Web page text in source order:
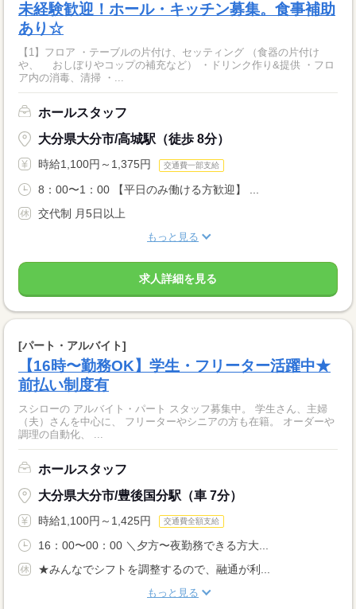
未経験歓迎！ホール・キッチン募集。食事補助
あり☆
【1】フロア ・テーブルの片付け、セッティング （食器の片付け
や、 おしぼりやコップの補充など） ・ドリンク作り&提供 ・フロ
ア内の消毒、清掃 ・...
ホールスタッフ
大分県大分市/高城駅（徒歩 8分）
時給1,100円～1,375円 交通費一部支給
8：00〜1：00 【平日のみ働ける方歓迎】 ...
交代制 月5日以上
もっと見る
求人詳細を見る
[パート・アルバイト]
【16時〜勤務OK】学生・フリーター活躍中★
前払い制度有
スシローの アルバイト・パート スタッフ募集中。 学生さん、主婦
（夫）さんを中心に、 フリーターやシニアの方も在籍。 オーダーや
調理の自動化、 ...
ホールスタッフ
大分県大分市/豊後国分駅（車 7分）
時給1,100円～1,425円 交通費全額支給
16：00〜00：00 ＼夕方〜夜勤務できる方大...
★みんなでシフトを調整するので、融通が利...
もっと見る